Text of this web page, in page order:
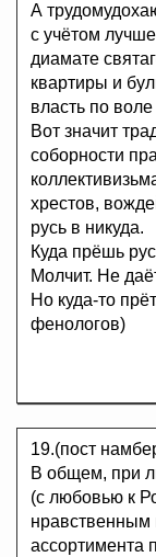
А
с учётом
диамате
квартиры и
власть по
Вот значит
соборности
хрестов,
русь в никуда.
Куда прёшь
Молчит. Не
Но куда-то
фенологов)
19.(пост
В общем, при
(с любовью к
нравственным
ассортимента